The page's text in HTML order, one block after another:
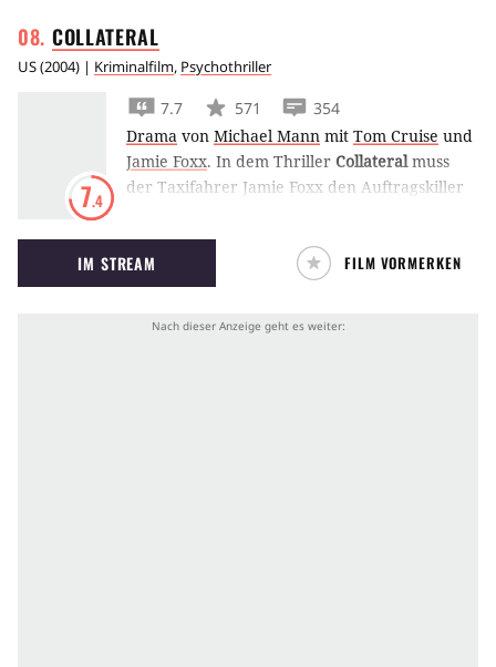
COLLATERAL
US(2004) | Kriminalfilm, Psychothriller
7.4
7.7 571
354
Drama von Michael Mann mit Tom Cruise und
Jamie Foxx. In dem Thriller Collateralmuss
der Taxifahrer Jamie Foxx den Auftragskiller
kutschieren. Was tut man nicht alles für 600
Dollar?!
IM STREAM FILM VORMERKEN